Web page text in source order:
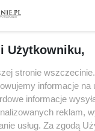
na Tauron Nowa
Pool” grupa ta
Użytkowniku,
stronie
informacje na
informacje
reklam,
usług. Za zgodą